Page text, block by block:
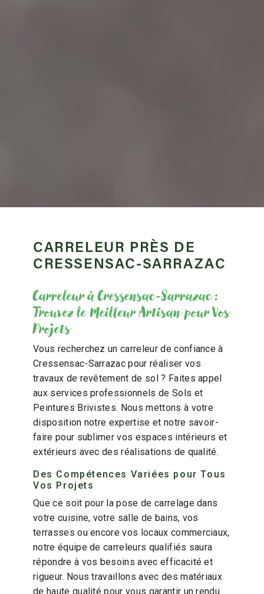
CARRELEUR PRÈS DE
CRESSENSAC-SARRAZAC
Carreleur à Cressensac-Sarrazac :
Trouvez le Meilleur Artisan pour Vos
Projets
Vous recherchez un carreleur de confiance à
Cressensac-Sarrazac pour réaliser vos
travaux de revêtement de sol ? Faites appel
aux services professionnels de Sols et
Peintures Brivistes. Nous mettons à votre
disposition notre expertise et notre savoir-
faire pour sublimer vos espaces intérieurs et
extérieurs avec des réalisations de qualité.
Des Compétences Variées pour Tous
Vos Projets
Que ce soit pour la pose de carrelage dans
votre cuisine, votre salle de bains, vos
terrasses ou encore vos locaux commerciaux,
notre équipe de carreleurs qualifiés saura
répondre à vos besoins avec efficacité et
rigueur. Nous travaillons avec des matériaux
de haute qualité pour vous garantir un rendu